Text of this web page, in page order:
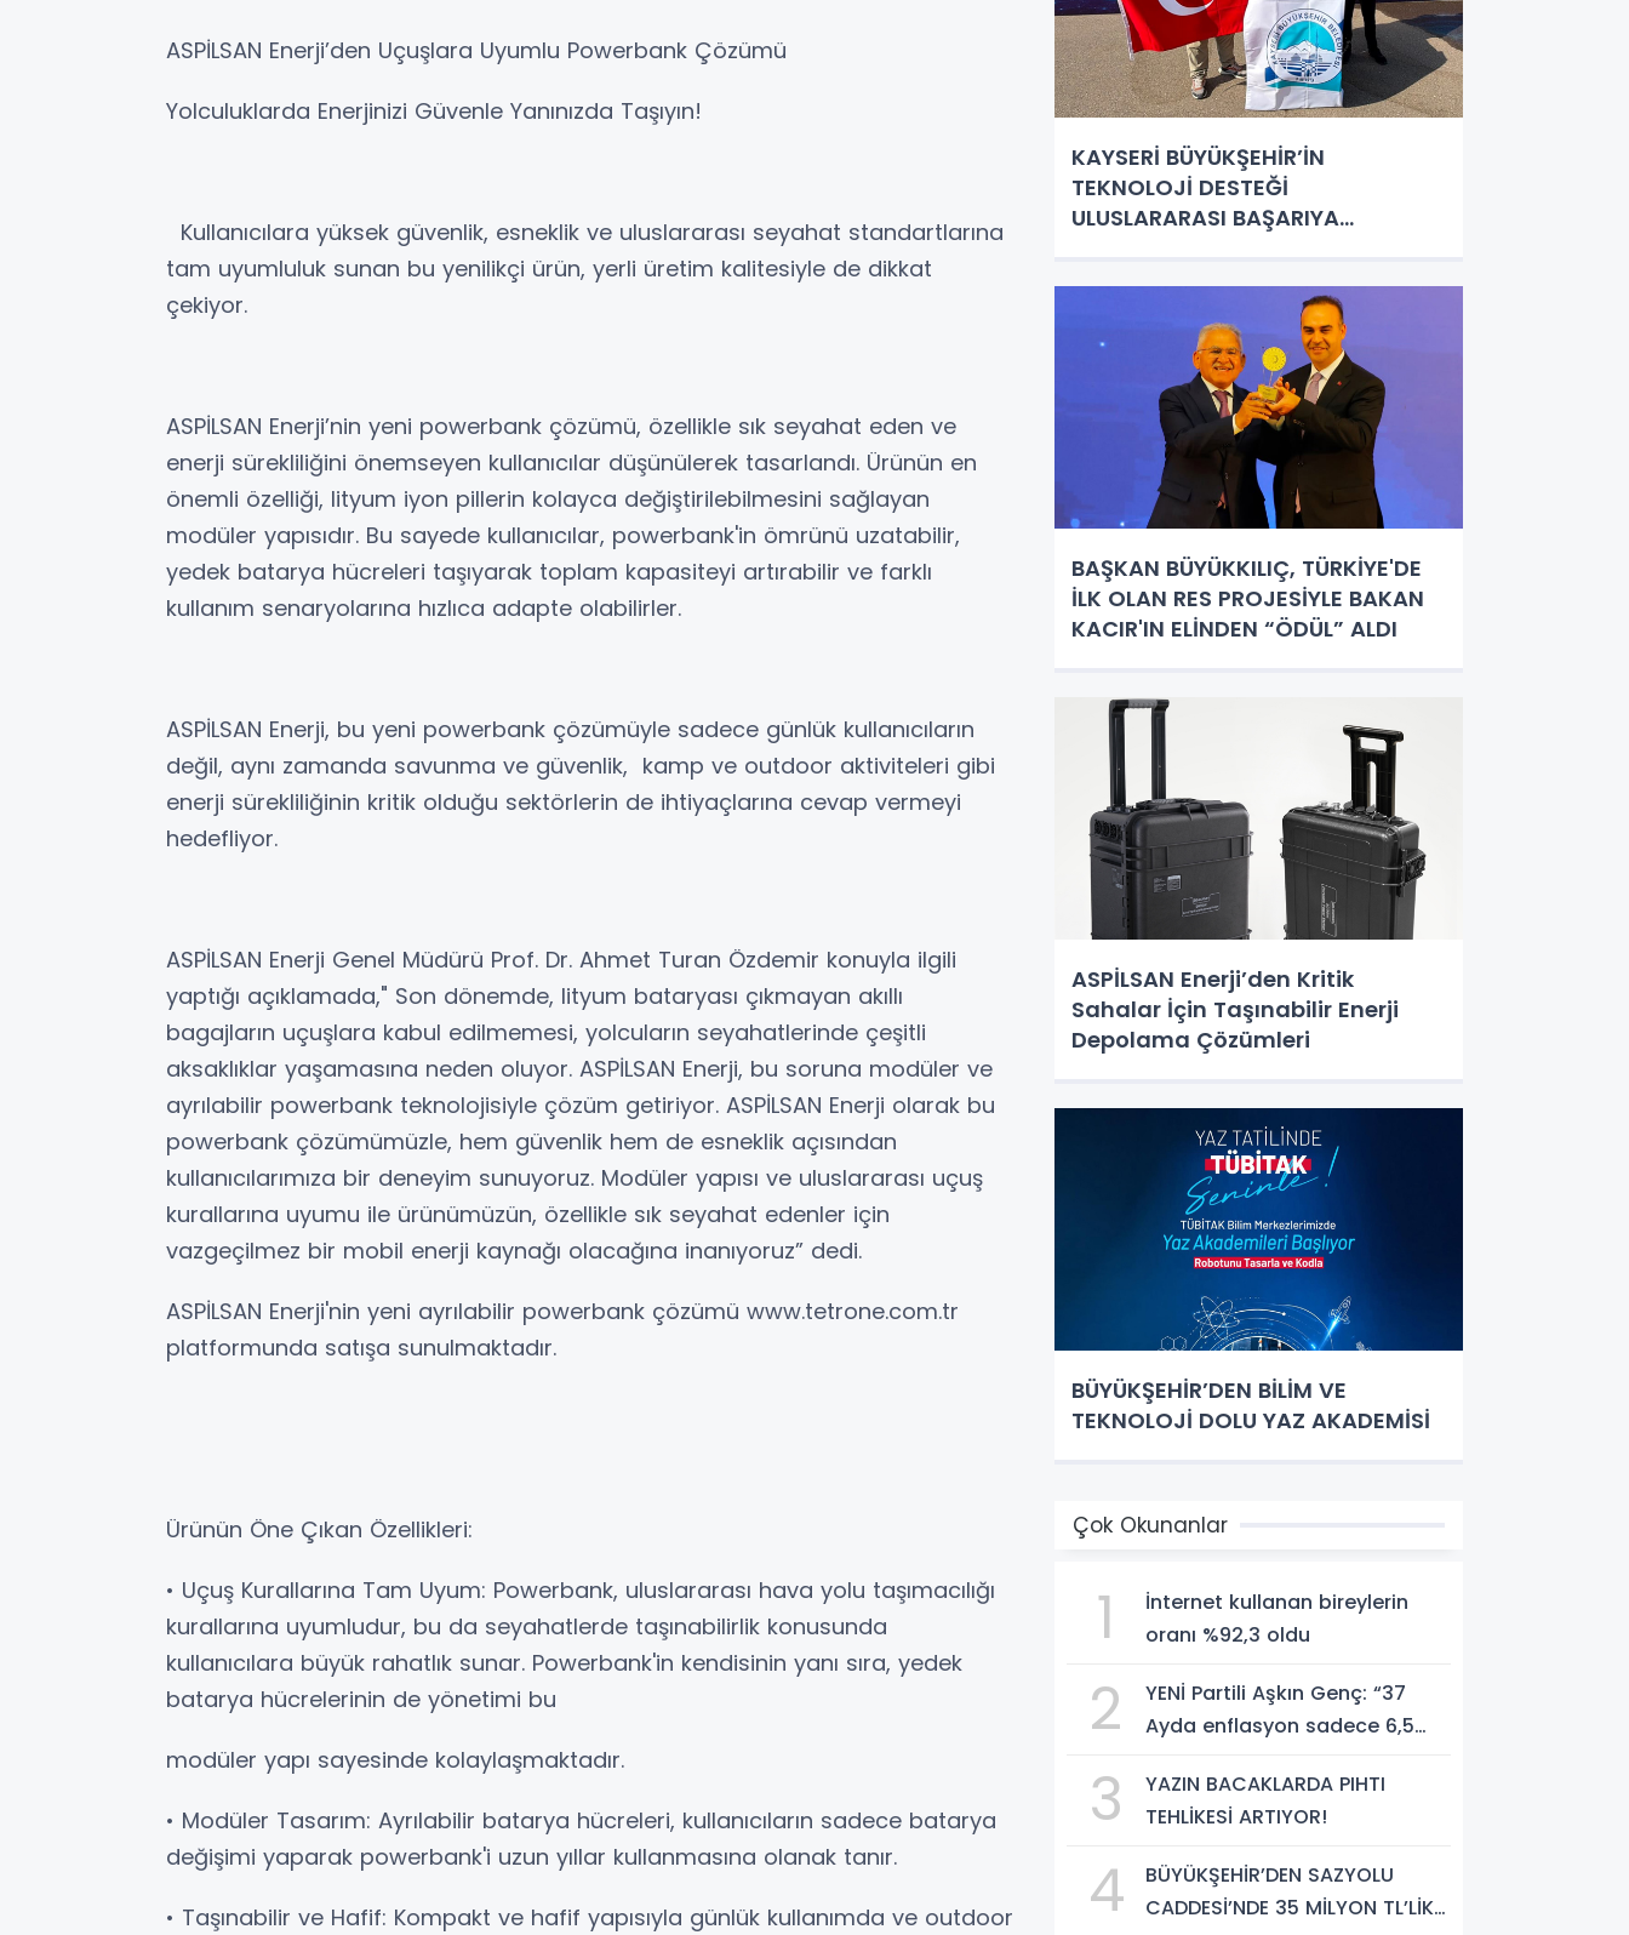
ASPİLSAN Enerji’den Uçuşlara Uyumlu Powerbank Çözümü
Yolculuklarda Enerjinizi Güvenle Yanınızda Taşıyın!
Kullanıcılara yüksek güvenlik, esneklik ve uluslararası seyahat standartlarına
tam uyumluluk sunan bu yenilikçi ürün, yerli üretim kalitesiyle de dikkat
çekiyor.
ASPİLSAN Enerji’nin yeni powerbank çözümü, özellikle sık seyahat eden ve
enerji sürekliliğini önemseyen kullanıcılar düşünülerek tasarlandı. Ürünün en
önemli özelliği, lityum iyon pillerin kolayca değiştirilebilmesini sağlayan
modüler yapısıdır. Bu sayede kullanıcılar, powerbank'in ömrünü uzatabilir,
yedek batarya hücreleri taşıyarak toplam kapasiteyi artırabilir ve farklı
kullanım senaryolarına hızlıca adapte olabilirler.
ASPİLSAN Enerji, bu yeni powerbank çözümüyle sadece günlük kullanıcıların
değil, aynı zamanda savunma ve güvenlik, kamp ve outdoor aktiviteleri gibi
enerji sürekliliğinin kritik olduğu sektörlerin de ihtiyaçlarına cevap vermeyi
hedefliyor.
ASPİLSAN Enerji Genel Müdürü Prof. Dr. Ahmet Turan Özdemir konuyla ilgili
yaptığı açıklamada," Son dönemde, lityum bataryası çıkmayan akıllı
bagajların uçuşlara kabul edilmemesi, yolcuların seyahatlerinde çeşitli
aksaklıklar yaşamasına neden oluyor. ASPİLSAN Enerji, bu soruna modüler ve
ayrılabilir powerbank teknolojisiyle çözüm getiriyor. ASPİLSAN Enerji olarak bu
powerbank çözümümüzle, hem güvenlik hem de esneklik açısından
kullanıcılarımıza bir deneyim sunuyoruz. Modüler yapısı ve uluslararası uçuş
kurallarına uyumu ile ürünümüzün, özellikle sık seyahat edenler için
vazgeçilmez bir mobil enerji kaynağı olacağına inanıyoruz” dedi.
ASPİLSAN Enerji'nin yeni ayrılabilir powerbank çözümü www.tetrone.com.tr
platformunda satışa sunulmaktadır.
Ürünün Öne Çıkan Özellikleri:
• Uçuş Kurallarına Tam Uyum: Powerbank, uluslararası hava yolu taşımacılığı
kurallarına uyumludur, bu da seyahatlerde taşınabilirlik konusunda
kullanıcılara büyük rahatlık sunar. Powerbank'in kendisinin yanı sıra, yedek
batarya hücrelerinin de yönetimi bu
modüler yapı sayesinde kolaylaşmaktadır.
• Modüler Tasarım: Ayrılabilir batarya hücreleri, kullanıcıların sadece batarya
değişimi yaparak powerbank'i uzun yıllar kullanmasına olanak tanır.
• Taşınabilir ve Hafif: Kompakt ve hafif yapısıyla günlük kullanımda ve outdoor
KAYSERİ BÜYÜKŞEHİR’İN
TEKNOLOJİ DESTEĞİ
ULUSLARARASI BAŞARIYA
BAŞKAN BÜYÜKKILIÇ, TÜRKİYE'DE
İLK OLAN RES PROJESİYLE BAKAN
KACIR'IN ELİNDEN “ÖDÜL” ALDI
ASPİLSAN Enerji’den Kritik
Sahalar İçin Taşınabilir Enerji
Depolama Çözümleri
BÜYÜKŞEHİR’DEN BİLİM VE
TEKNOLOJİ DOLU YAZ AKADEMİSİ
Çok Okunanlar
1
İnternet kullanan bireylerin
oranı %92,3 oldu
2
YENİ Partili Aşkın Genç: “37
Ayda enflasyon sadece 6,5
ödedi”
3
YAZIN BACAKLARDA PIHTI
TEHLİKESİ ARTIYOR!
4
BÜYÜKŞEHİR’DEN SAZYOLU
CADDESİ’NDE 35 MİLYON TL’LİK